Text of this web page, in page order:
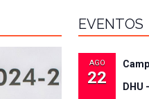
EVENTOS
AGO
22 DHU